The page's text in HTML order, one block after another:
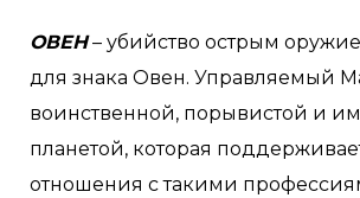
ОВЕН– убийство острым
для знака Овен. Управляемый
воинственной, порывистой и
планетой, которая
отношения с такими